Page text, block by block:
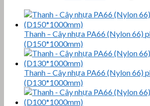
Thanh – Cây nhựa PA66 (Nylon 66)
(D150*1000mm)
Thanh – Cây nhựa PA66 (Nylon 66)
(D130*1000mm)